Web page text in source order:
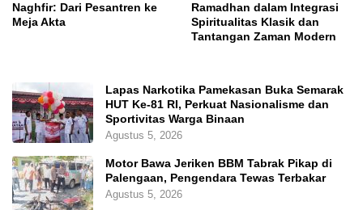
Naghfir: Dari Pesantren ke
Meja Akta
Ramadhan dalam Integrasi
Spiritualitas Klasik dan
Tantangan Zaman Modern
Lapas Narkotika Pamekasan Buka Semarak
HUT Ke-81 RI, Perkuat Nasionalisme dan
Sportivitas Warga Binaan
Agustus 5, 2026
Motor Bawa Jeriken BBM Tabrak Pikap di
Palengaan, Pengendara Tewas Terbakar
Agustus 5, 2026